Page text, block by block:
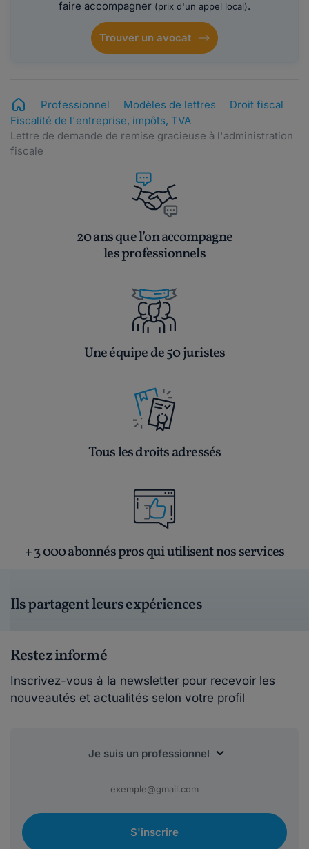
faire accompagner (prix d'un appel local).
Trouver un avocat
Professionnel Modèles de lettres
Droit fiscal
Fiscalité de l'entreprise, impôts, TVA
Lettre de demande de remise gracieuse à l'administration
fiscale
20 ans que l’on accompagne
les professionnels
Une équipe de 50 juristes
Tous les droits adressés
+ 3 000 abonnés pros qui utilisent nos services
Ils partagent leurs expériences
Restez informé
Inscrivez-vous à la newsletter pour recevoir les
nouveautés et actualités selon votre profil
S'inscrire